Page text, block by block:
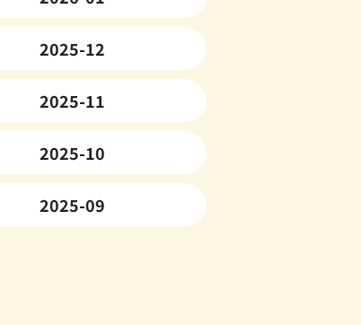
2025-12
2025-11
2025-10
2025-09